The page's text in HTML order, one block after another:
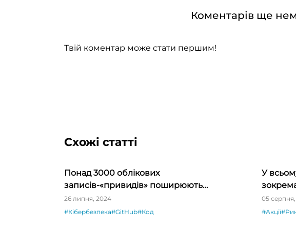
Коментарів ще
Твій коментар може стати першим!
Схожі статті
Понад 3000 облікових
записів-«привидів» поширюють
зловмисне ПЗ на GitHub
26 липня, 2024
#Кібербезпека#GitHub#Код
У
05
#Акції